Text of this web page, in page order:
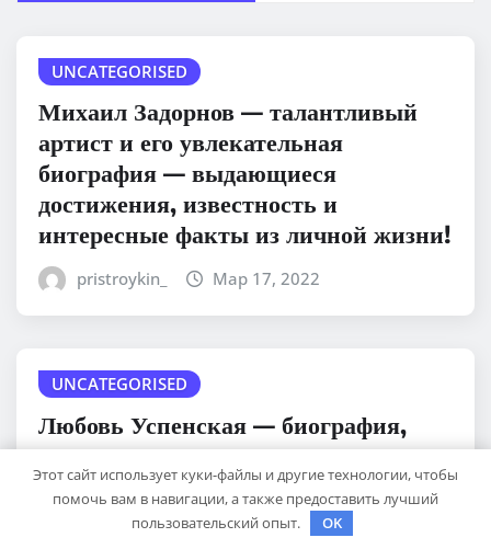
UNCATEGORISED
Михаил Задорнов — талантливый
артист и его увлекательная
биография — выдающиеся
достижения, известность и
интересные факты из личной жизни!
pristroykin_ Мар 17, 2022
UNCATEGORISED
Любовь Успенская — биография,
личная жизнь, достижения
pristroykin_ Мар 17, 2022
Этот сайт использует куки-файлы и другие технологии, чтобы
помочь вам в навигации, а также предоставить лучший
пользовательский опыт.
OK